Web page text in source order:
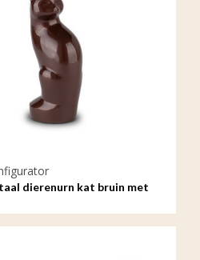
dierenurn kat bruin met